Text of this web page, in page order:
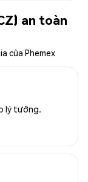
an toàn
của Phemex
lý tưởng.